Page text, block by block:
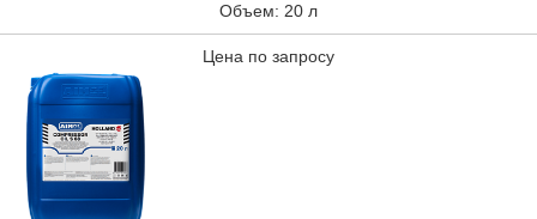
Объем: 20 л
Цена по запросу